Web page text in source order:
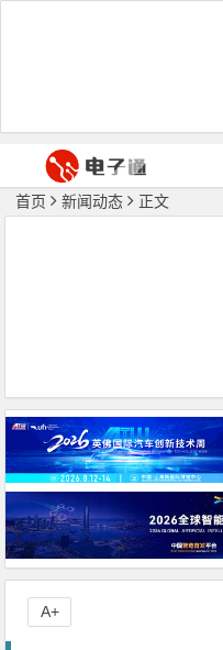
首页 新闻动态 正文
A+